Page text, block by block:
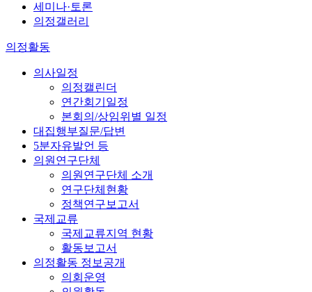
세미나·토론
의정갤러리
의정활동
의사일정
의정캘린더
연간회기일정
본회의/상임위별 일정
대집행부질문/답변
5분자유발언 등
의원연구단체
의원연구단체 소개
연구단체현황
정책연구보고서
국제교류
국제교류지역 현황
활동보고서
의정활동 정보공개
의회운영